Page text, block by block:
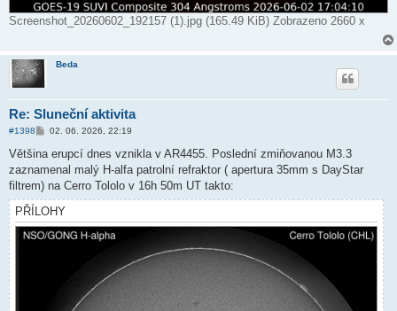
Screenshot_20260602_192157 (1).jpg (165.49 KiB) Zobrazeno 2660 x
Beda
Re: Sluneční aktivita
#1398
P
í
p
ě
e
k
02. 06. 2026, 22:19
Většina erupcí dnes vznikla v AR4455. Poslední zmiňovanou M3.3
zaznamenal malý H-alfa patrolní refraktor ( apertura 35mm s DayStar
filtrem) na Cerro Tololo v 16h 50m UT takto:
PŘÍLOHY